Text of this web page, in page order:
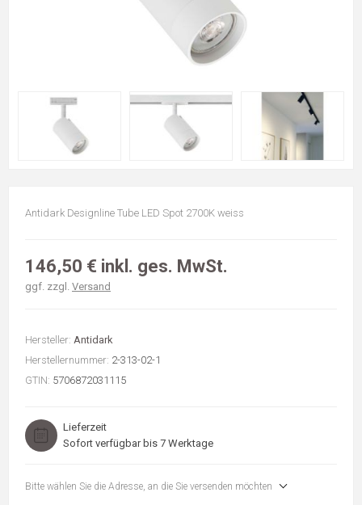
Antidark Designline Tube LED Spot 2700K weiss
146,50 € inkl. ges. MwSt.
ggf. zzgl. Versand
Hersteller: Antidark
Herstellernummer: 2-313-02-1
GTIN: 5706872031115
Lieferzeit
Sofort verfügbar bis 7 Werktage
Bitte wählen Sie die Adresse, an die Sie versenden möchten